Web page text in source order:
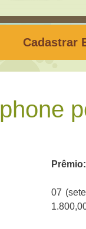
Cadastrar
Prêmio:
07